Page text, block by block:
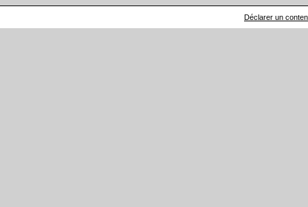
Déclarer un